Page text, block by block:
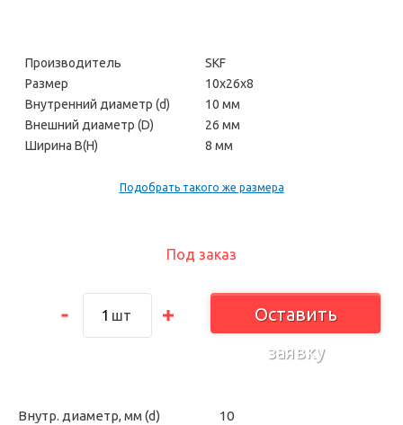
Под заказ
шт
Оставить
заявку
Производитель
SKF
Размер
10х26х8
Внутренний диаметр (d)
10 мм
Внешний диаметр (D)
26 мм
Ширина В(H)
8 мм
Подобрать такого же размера
Внутр. диаметр, мм (d) 10